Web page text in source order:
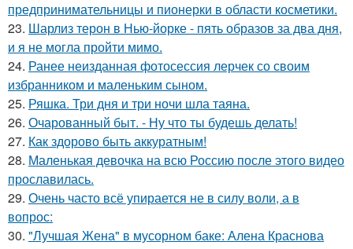
предпринимательницы и пионерки в области косметики.
23. Шарлиз терон в Нью-йорке - пять образов за два дня,
и я не могла пройти мимо.
24. Ранее неизданная фотосессия лерчек со своим
избранником и маленьким сыном.
25. Ряшка. Три дня и три ночи шла таяна.
26. Очарованный быт. - Ну что ты будешь делать!
27. Как здорово быть аккуратным!
28. Маленькая девочка на всю Россию после этого видео
прославилась.
29. Очень часто всё упирается не в силу воли, а в
вопрос:
30. "Лучшая Жена" в мусорном баке: Алена Краснова